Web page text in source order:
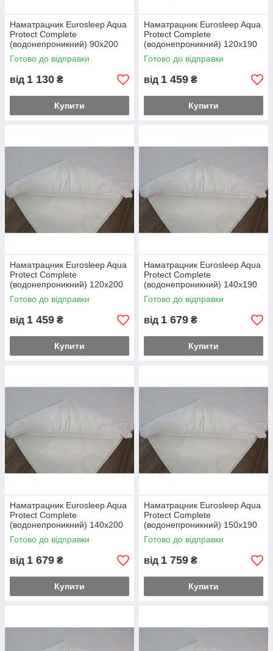
Наматрацник Eurosleep Aqua
Protect Complete
(водонепроникний) 90х200
Готово до відправки
від 1 130 ₴
Купити
Наматрацник Eurosleep Aqua
Protect Complete
(водонепроникний) 120х190
Готово до відправки
від 1 459 ₴
Купити
Наматрацник Eurosleep Aqua
Protect Complete
(водонепроникний) 120х200
Готово до відправки
від 1 459 ₴
Купити
Наматрацник Eurosleep Aqua
Protect Complete
(водонепроникний) 140х190
Готово до відправки
від 1 679 ₴
Купити
Наматрацник Eurosleep Aqua
Protect Complete
(водонепроникний) 140х200
Готово до відправки
від 1 679 ₴
Купити
Наматрацник Eurosleep Aqua
Protect Complete
(водонепроникний) 150х190
Готово до відправки
від 1 759 ₴
Купити